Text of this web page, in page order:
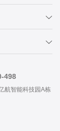
498
航智能科技园A栋